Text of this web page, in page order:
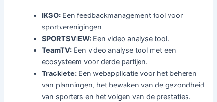
IKSO: Een feedbackmanagement tool voor
sportverenigingen.
SPORTSVIEW: Een video analyse tool.
TeamTV: Een video analyse tool met een
ecosysteem voor derde partijen.
Tracklete: Een webapplicatie voor het beheren
van planningen, het bewaken van de gezondheid
van sporters en het volgen van de prestaties.